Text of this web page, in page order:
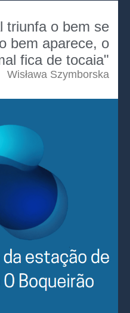
triunfa o bem se
bem aparece, o
fica de tocaia"
Wisława Szymborska